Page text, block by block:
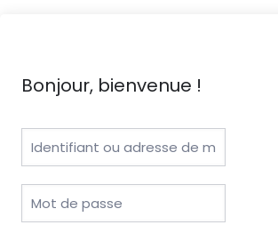
Bonjour, bienvenue !